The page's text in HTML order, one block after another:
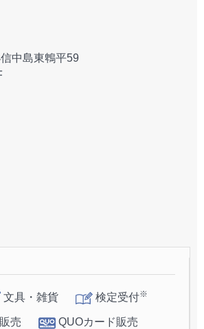
中島東鵯平59
文具・雑貨 検定受付※
売 QUOカード販売